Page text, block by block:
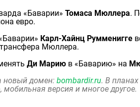
«Баварии» Томаса Мюллера.
евро.
Карл-Хайнц Румменигге
Мюллера.
Ди Марию в «Баварию» на
новый домен: bombardir.ru. В
версия и многое другое.